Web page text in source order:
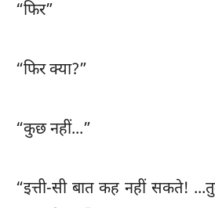
“फिर”
“फिर क्या?”
“कुछ नहीं...”
“इत्ती-सी बात कह नहीं सकते!